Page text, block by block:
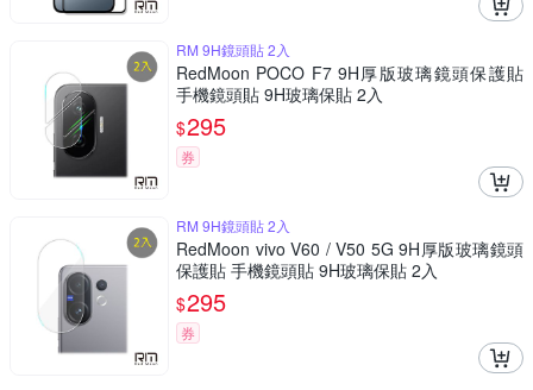
RM 9H鏡頭貼 2入
RedMoon POCO F7 9H厚版玻璃鏡頭保護貼
手機鏡頭貼 9H玻璃保貼 2入
$295
券
RM 9H鏡頭貼 2入
RedMoon vivo V60 / V50 5G 9H厚版玻璃鏡頭
保護貼 手機鏡頭貼 9H玻璃保貼 2入
$295
券